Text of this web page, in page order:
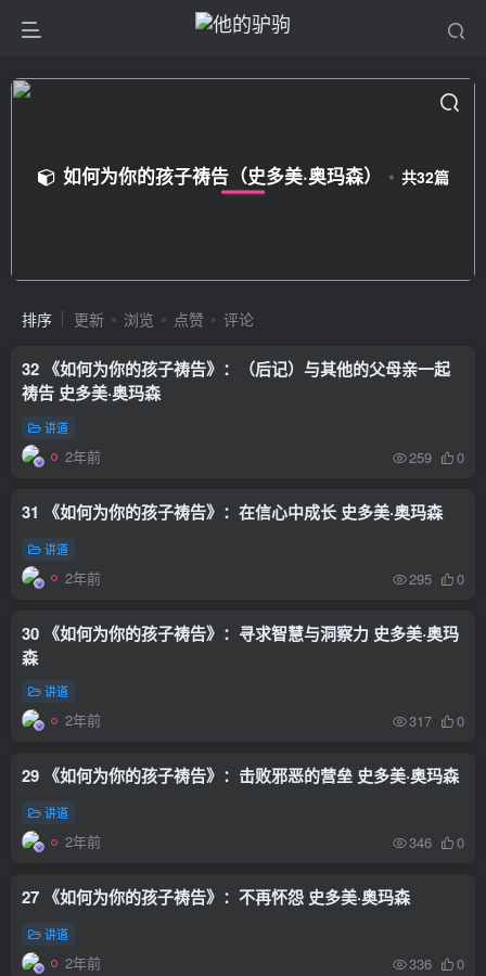
如何为你的孩子祷告（史多美·奥玛森） 共32篇
排序 更新 浏览 点赞 评论
32 《如何为你的孩子祷告》：（后记）与其他的父母亲一起
祷告 史多美·奥玛森
讲道
2年前 259 0
31 《如何为你的孩子祷告》：在信心中成长 史多美·奥玛森
讲道
2年前 295 0
30 《如何为你的孩子祷告》：寻求智慧与洞察力 史多美·奥玛
森
讲道
2年前 317 0
29 《如何为你的孩子祷告》：击败邪恶的营垒 史多美·奥玛森
讲道
2年前 346 0
27 《如何为你的孩子祷告》：不再怀怨 史多美·奥玛森
讲道
2年前 336 0